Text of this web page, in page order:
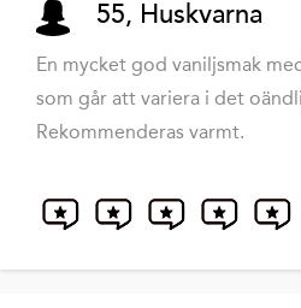
55, Huskvarna
En mycket god vaniljsmak
som går att variera i det
Rekommenderas varmt.